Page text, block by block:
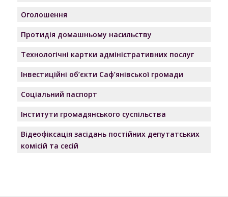
Оголошення
Протидія домашньому насильству
Технологічні картки адміністративних послуг
Інвестиційні об’єкти Саф’янівської громади
Соціальний паспорт
Інститути громадянського суспільства
Відеофіксація засідань постійних депутатських
комісій та сесій